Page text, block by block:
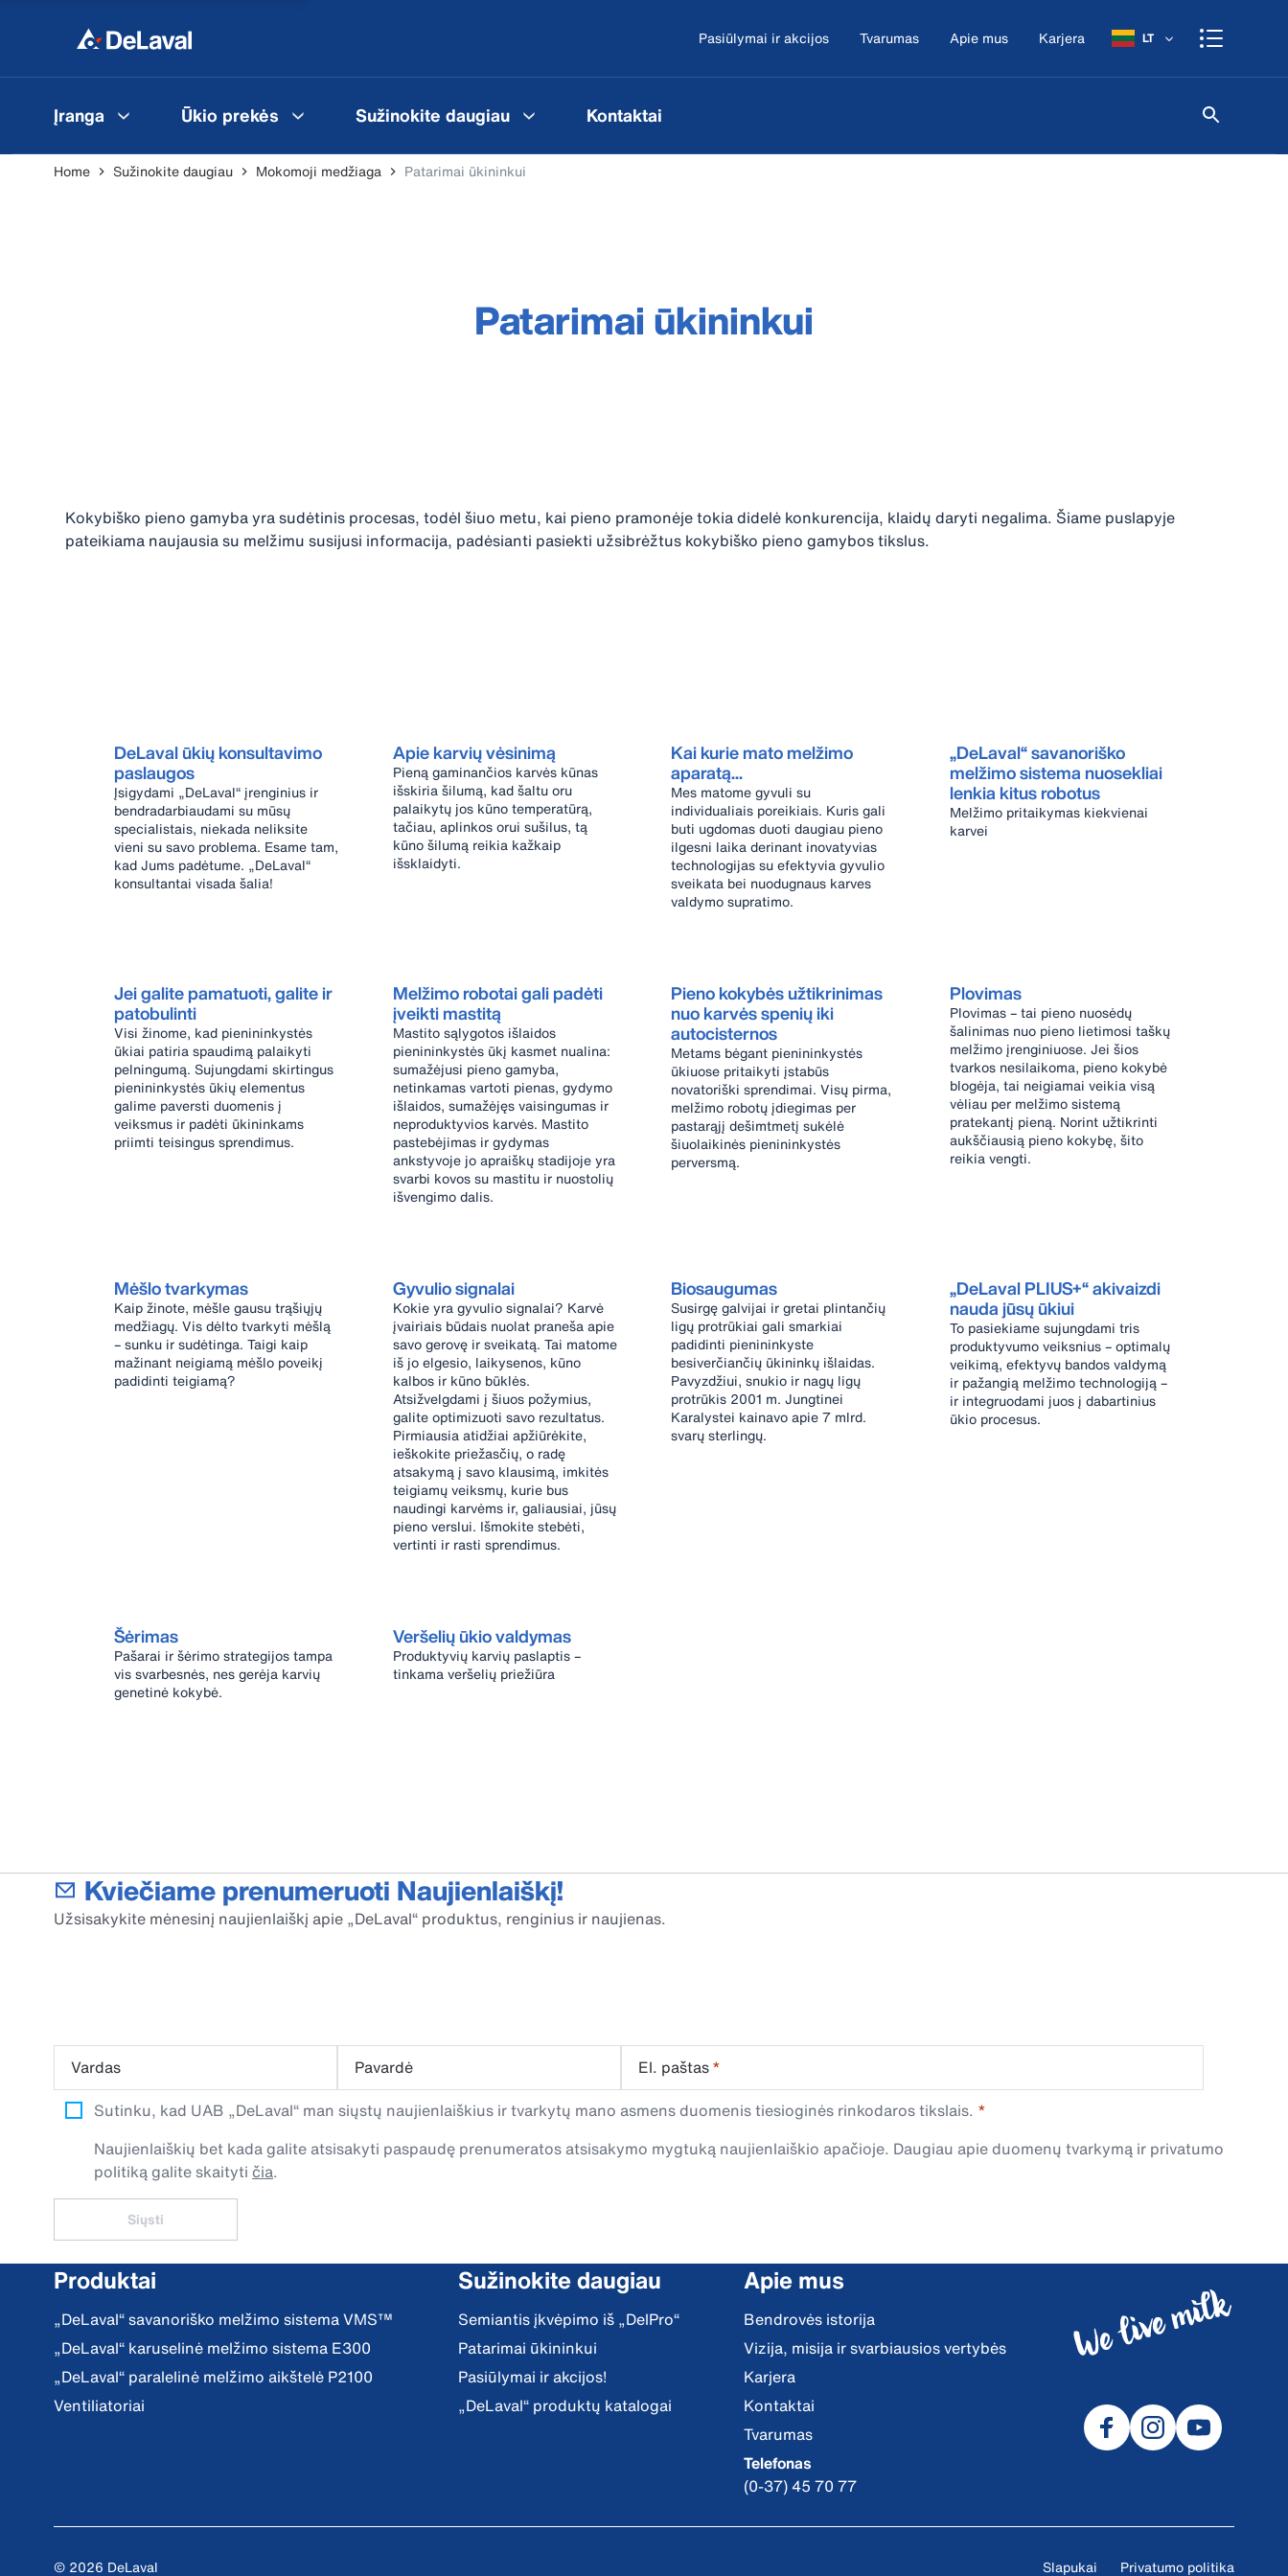
Pasiūlymai ir akcijos Tvarumas Apie mus Karjera LT
Įranga Ūkio prekės Sužinokite daugiau Kontaktai
Home Sužinokite daugiau Mokomoji medžiaga Patarimai ūkininkui
Patarimai ūkininkui
Kokybiško pieno gamyba yra sudėtinis procesas, todėl šiuo metu, kai pieno pramonėje tokia didelė konkurencija, klaidų daryti negalima. Šiame puslapyje
pateikiama naujausia su melžimu susijusi informacija, padėsianti pasiekti užsibrėžtus kokybiško pieno gamybos tikslus.
DeLaval ūkių konsultavimo
paslaugos
Įsigydami „DeLaval“ įrenginius ir
bendradarbiaudami su mūsų
specialistais, niekada neliksite
vieni su savo problema. Esame tam,
kad Jums padėtume. „DeLaval“
konsultantai visada šalia!
Apie karvių vėsinimą
Pieną gaminančios karvės kūnas
išskiria šilumą, kad šaltu oru
palaikytų jos kūno temperatūrą,
tačiau, aplinkos orui sušilus, tą
kūno šilumą reikia kažkaip
išsklaidyti.
Kai kurie mato melžimo
aparatą...
Mes matome gyvuli su
individualiais poreikiais. Kuris gali
buti ugdomas duoti daugiau pieno
ilgesni laika derinant inovatyvias
technologijas su efektyvia gyvulio
sveikata bei nuodugnaus karves
valdymo supratimo.
„DeLaval“ savanoriško
melžimo sistema nuosekliai
lenkia kitus robotus
Melžimo pritaikymas kiekvienai
karvei
Jei galite pamatuoti, galite ir
patobulinti
Visi žinome, kad pienininkystės
ūkiai patiria spaudimą palaikyti
pelningumą. Sujungdami skirtingus
pienininkystės ūkių elementus
galime paversti duomenis į
veiksmus ir padėti ūkininkams
priimti teisingus sprendimus.
Melžimo robotai gali padėti
įveikti mastitą
Mastito sąlygotos išlaidos
pienininkystės ūkį kasmet nualina:
sumažėjusi pieno gamyba,
netinkamas vartoti pienas, gydymo
išlaidos, sumažėjęs vaisingumas ir
neproduktyvios karvės. Mastito
pastebėjimas ir gydymas
ankstyvoje jo apraiškų stadijoje yra
svarbi kovos su mastitu ir nuostolių
išvengimo dalis.
Pieno kokybės užtikrinimas
nuo karvės spenių iki
autocisternos
Metams bėgant pienininkystės
ūkiuose pritaikyti įstabūs
novatoriški sprendimai. Visų pirma,
melžimo robotų įdiegimas per
pastarąjį dešimtmetį sukėlė
šiuolaikinės pienininkystės
perversmą.
Plovimas
Plovimas – tai pieno nuosėdų
šalinimas nuo pieno lietimosi taškų
melžimo įrenginiuose. Jei šios
tvarkos nesilaikoma, pieno kokybė
blogėja, tai neigiamai veikia visą
vėliau per melžimo sistemą
pratekantį pieną. Norint užtikrinti
aukščiausią pieno kokybę, šito
reikia vengti.
Mėšlo tvarkymas
Kaip žinote, mėšle gausu trąšiųjų
medžiagų. Vis dėlto tvarkyti mėšlą
– sunku ir sudėtinga. Taigi kaip
mažinant neigiamą mėšlo poveikį
padidinti teigiamą?
Gyvulio signalai
Kokie yra gyvulio signalai? Karvė
įvairiais būdais nuolat praneša apie
savo gerovę ir sveikatą. Tai matome
iš jo elgesio, laikysenos, kūno
kalbos ir kūno būklės.
Atsižvelgdami į šiuos požymius,
galite optimizuoti savo rezultatus.
Pirmiausia atidžiai apžiūrėkite,
ieškokite priežasčių, o radę
atsakymą į savo klausimą, imkitės
teigiamų veiksmų, kurie bus
naudingi karvėms ir, galiausiai, jūsų
pieno verslui. Išmokite stebėti,
vertinti ir rasti sprendimus.
Biosaugumas
Susirgę galvijai ir gretai plintančių
ligų protrūkiai gali smarkiai
padidinti pienininkyste
besiverčiančių ūkininkų išlaidas.
Pavyzdžiui, snukio ir nagų ligų
protrūkis 2001 m. Jungtinei
Karalystei kainavo apie 7 mlrd.
svarų sterlingų.
„DeLaval PLIUS+“ akivaizdi
nauda jūsų ūkiui
To pasiekiame sujungdami tris
produktyvumo veiksnius – optimalų
veikimą, efektyvų bandos valdymą
ir pažangią melžimo technologiją –
ir integruodami juos į dabartinius
ūkio procesus.
Šėrimas
Pašarai ir šėrimo strategijos tampa
vis svarbesnės, nes gerėja karvių
genetinė kokybė.
Veršelių ūkio valdymas
Produktyvių karvių paslaptis –
tinkama veršelių priežiūra
Kviečiame prenumeruoti Naujienlaiškį!
Užsisakykite mėnesinį naujienlaiškį apie „DeLaval“ produktus, renginius ir naujienas.
Vardas Pavardė El. paštas*
Sutinku, kad UAB „DeLaval“ man siųstų naujienlaiškius ir tvarkytų mano asmens duomenis tiesioginės rinkodaros tikslais.
Naujienlaiškių bet kada galite atsisakyti paspaudę prenumeratos atsisakymo mygtuką naujienlaiškio apačioje. Daugiau apie duomenų tvarkymą ir privatumo
politiką galite skaityti čia.
Siųsti
Produktai
„DeLaval“ savanoriško melžimo sistema VMS™
„DeLaval“ karuselinė melžimo sistema E300
„DeLaval“ paralelinė melžimo aikštelė P2100
Ventiliatoriai
Sužinokite daugiau
Semiantis įkvėpimo iš „DelPro“
Patarimai ūkininkui
Pasiūlymai ir akcijos!
„DeLaval“ produktų katalogai
Apie mus
Bendrovės istorija
Vizija, misija ir svarbiausios vertybės
Karjera
Kontaktai
Tvarumas
Telefonas
(0-37) 45 70 77
© 2026 DeLaval Slapukai Privatumo politika